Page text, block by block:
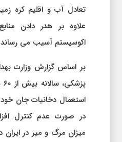
تعادل آب و اقلیم کره
علاوه بر هدر دادن
اکوسیستم آسیب می
بر اساس گزارش وزارت
استعمال دخانیات جان
در صورت عدم کنترل